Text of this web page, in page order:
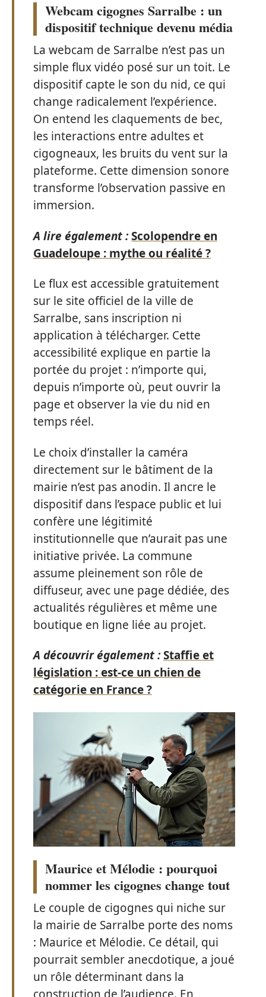
Webcam cigognes Sarralbe : un
dispositif technique devenu média
La webcam de Sarralbe n’est pas un
simple flux vidéo posé sur un toit. Le
dispositif capte le son du nid, ce qui
change radicalement l’expérience.
On entend les claquements de bec,
les interactions entre adultes et
cigogneaux, les bruits du vent sur la
plateforme. Cette dimension sonore
transforme l’observation passive en
immersion.
A lire également :Scolopendre en
Guadeloupe : mythe ou réalité ?
Le flux est accessible gratuitement
sur le site officiel de la ville de
Sarralbe, sans inscription ni
application à télécharger. Cette
accessibilité explique en partie la
portée du projet : n’importe qui,
depuis n’importe où, peut ouvrir la
page et observer la vie du nid en
temps réel.
Le choix d’installer la caméra
directement sur le bâtiment de la
mairie n’est pas anodin. Il ancre le
dispositif dans l’espace public et lui
confère une légitimité
institutionnelle que n’aurait pas une
initiative privée. La commune
assume pleinement son rôle de
diffuseur, avec une page dédiée, des
actualités régulières et même une
boutique en ligne liée au projet.
A découvrir également :Staffie et
législation : est-ce un chien de
catégorie en France ?
Maurice et Mélodie : pourquoi
nommer les cigognes change tout
Le couple de cigognes qui niche sur
la mairie de Sarralbe porte des noms
: Maurice et Mélodie. Ce détail, qui
pourrait sembler anecdotique, a joué
un rôle déterminant dans la
construction de l’audience. En